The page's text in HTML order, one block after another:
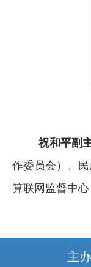
祝和平副
作委员会）、
算联网监督中心
主